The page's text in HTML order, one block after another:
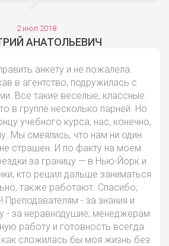
2 июл 2018
АНАТОЛЬЕВИЧ
анкету и не пожалела.
в агентство, подружилась с
Все такие веселые, классные.
в группе несколько парней. Но
учебного курса, нас, конечно,
Мы смеялись, что нам ни один
не страшен. И по факту на моем
за границу — в Нью-Йорк и
кто решил дальше заниматься
также работают. Спасибо,
- за знания и
- за неравнодушие, менеджерам
работу и готовность всегда
сложилась бы моя жизнь без